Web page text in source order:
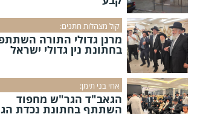
קול מצהלות חתנים:
מרנן גדולי התורה
בחתונת נין גדולי ישראל
אחי בני תימן:
הגאב"ד הגר"ש מחפוד
השתתף בחתונת נכדת